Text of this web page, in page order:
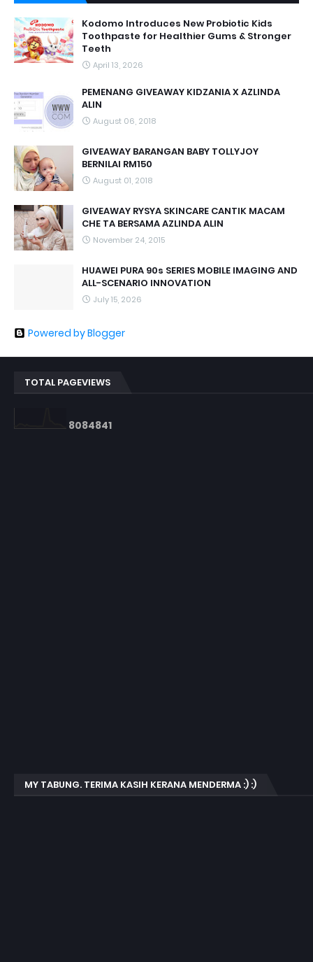
Kodomo Introduces New Probiotic Kids
Toothpaste for Healthier Gums & Stronger
Teeth
April 13, 2026
PEMENANG GIVEAWAY KIDZANIA X AZLINDA
ALIN
August 06, 2018
GIVEAWAY BARANGAN BABY TOLLYJOY
BERNILAI RM150
August 01, 2018
GIVEAWAY RYSYA SKINCARE CANTIK MACAM
CHE TA BERSAMA AZLINDA ALIN
November 24, 2015
HUAWEI PURA 90s SERIES MOBILE IMAGING AND
ALL-SCENARIO INNOVATION
July 15, 2026
Powered by Blogger
TOTAL PAGEVIEWS
8084841
MY TABUNG. TERIMA KASIH KERANA MENDERMA :) :)